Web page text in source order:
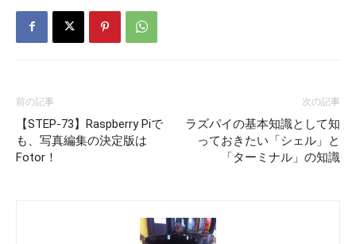
前の記事
【STEP-73】Raspberry Piで
も、写真編集の決定版は
Fotor！
次の記事
ラズパイの基本知識として知
っておきたい「シェル」と
「ターミナル」の知識